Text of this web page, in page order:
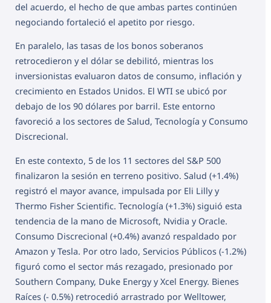
del acuerdo, el hecho de que ambas partes continúen
negociando fortaleció el apetito por riesgo.
En paralelo, las tasas de los bonos soberanos
retrocedieron y el dólar se debilitó, mientras los
inversionistas evaluaron datos de consumo, inflación y
crecimiento en Estados Unidos. El WTI se ubicó por
debajo de los 90 dólares por barril. Este entorno
favoreció a los sectores de Salud, Tecnología y Consumo
Discrecional.
En este contexto, 5 de los 11 sectores del S&P 500
finalizaron la sesión en terreno positivo. Salud (+1.4%)
registró el mayor avance, impulsada por Eli Lilly y
Thermo Fisher Scientific. Tecnología (+1.3%) siguió esta
tendencia de la mano de Microsoft, Nvidia y Oracle.
Consumo Discrecional (+0.4%) avanzó respaldado por
Amazon y Tesla. Por otro lado, Servicios Públicos (-1.2%)
figuró como el sector más rezagado, presionado por
Southern Company, Duke Energy y Xcel Energy. Bienes
Raíces (- 0.5%) retrocedió arrastrado por Welltower,